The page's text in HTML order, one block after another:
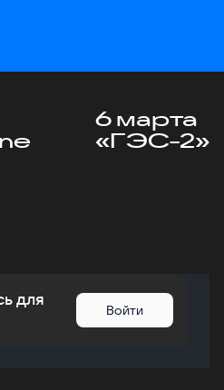
6 марта
«ГЭС-2»
для
Войти